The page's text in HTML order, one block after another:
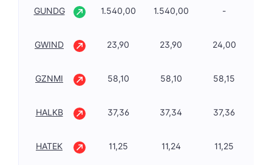
GUNDG 1.540,00 1.540,00 -
GWIND 23,90 23,90 24,00
GZNMI 58,10 58,10 58,15
HALKB 37,36 37,34 37,36
HATEK 11,25 11,24 11,25